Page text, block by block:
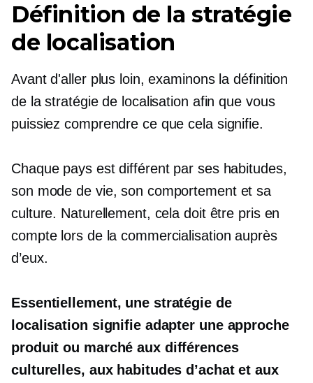
Définition de la stratégie
de localisation
Avant d'aller plus loin, examinons la définition
de la stratégie de localisation afin que vous
puissiez comprendre ce que cela signifie.
Chaque pays est différent par ses habitudes,
son mode de vie, son comportement et sa
culture. Naturellement, cela doit être pris en
compte lors de la commercialisation auprès
d’eux.
Essentiellement, une stratégie de
localisation signifie adapter une approche
produit ou marché aux différences
culturelles, aux habitudes d’achat et aux